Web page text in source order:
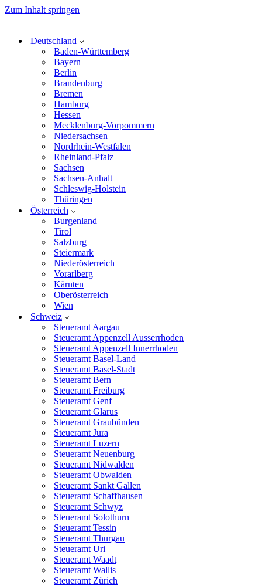
Zum Inhalt springen
Deutschland
Baden-Württemberg
Bayern
Berlin
Brandenburg
Bremen
Hamburg
Hessen
Mecklenburg-Vorpommern
Niedersachsen
Nordrhein-Westfalen
Rheinland-Pfalz
Sachsen
Sachsen-Anhalt
Schleswig-Holstein
Thüringen
Österreich
Burgenland
Tirol
Salzburg
Steiermark
Niederösterreich
Vorarlberg
Kärnten
Oberösterreich
Wien
Schweiz
Steueramt Aargau
Steueramt Appenzell Ausserrhoden
Steueramt Appenzell Innerrhoden
Steueramt Basel-Land
Steueramt Basel-Stadt
Steueramt Bern
Steueramt Freiburg
Steueramt Genf
Steueramt Glarus
Steueramt Graubünden
Steueramt Jura
Steueramt Luzern
Steueramt Neuenburg
Steueramt Nidwalden
Steueramt Obwalden
Steueramt Sankt Gallen
Steueramt Schaffhausen
Steueramt Schwyz
Steueramt Solothurn
Steueramt Tessin
Steueramt Thurgau
Steueramt Uri
Steueramt Waadt
Steueramt Wallis
Steueramt Zürich